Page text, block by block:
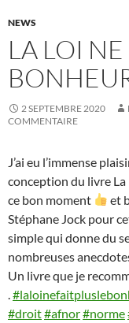
NEWS
LA LOI
2 SEPTEMBRE 2020
COMMENTAIRE
J’ai eu l’immense
conception du livre
ce bon moment
et
Stéphane Jock pour
simple qui donne du
nombreuses
Un livre que je
#droit#afnor#norme